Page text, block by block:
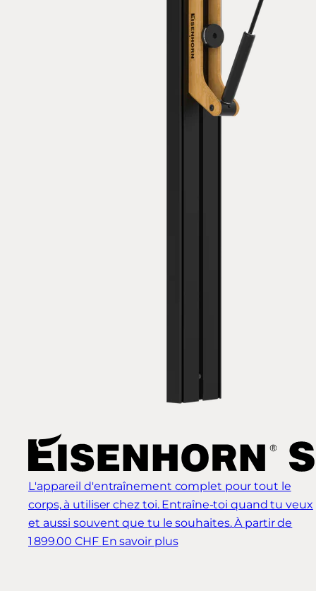
L'appareil d'entraînement complet pour tout le
corps, à utiliser chez toi. Entraîne-toi quand tu veux
et aussi souvent que tu le souhaites. À partir de
1 899.00 CHF En savoir plus